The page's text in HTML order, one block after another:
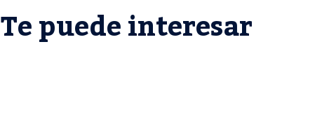
Te puede interesar